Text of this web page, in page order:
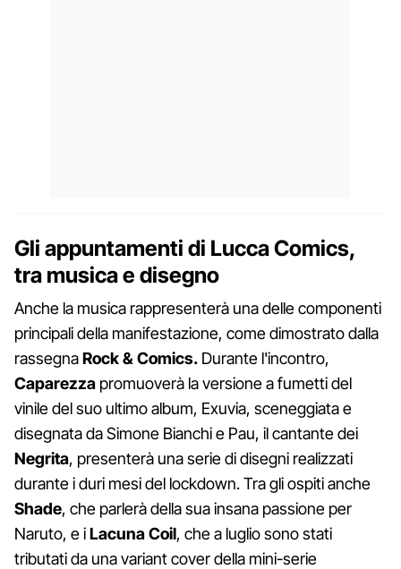
Gli appuntamenti di Lucca Comics,
tra musica e disegno
Anche la musica rappresenterà una delle componenti
principali della manifestazione, come dimostrato dalla
rassegnaRock & Comics. Durante l'incontro,
Caparezza promuoverà la versione a fumetti del
vinile del suo ultimo album, Exuvia, sceneggiata e
disegnata da Simone Bianchi e Pau, il cantante dei
Negrita, presenterà una serie di disegni realizzati
durante i duri mesi del lockdown. Tra gli ospiti anche
Shade, che parlerà della sua insana passione per
Naruto, e iLacuna Coil, che a luglio sono stati
tributati da una variant cover della mini-serie